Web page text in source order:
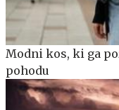
Modni kos, ki ga
pohodu